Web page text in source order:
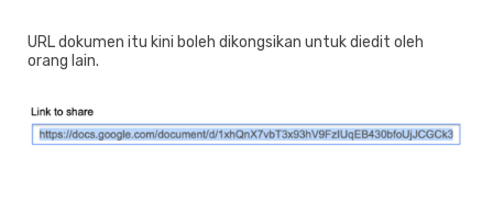
URL dokumen itu kini boleh dikongsikan untuk diedit oleh
orang lain.